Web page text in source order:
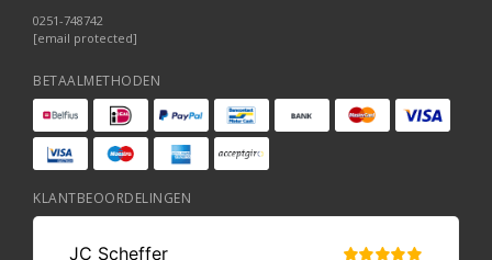
0251-748742
[email protected]
BETAALMETHODEN
KLANTBEOORDELINGEN